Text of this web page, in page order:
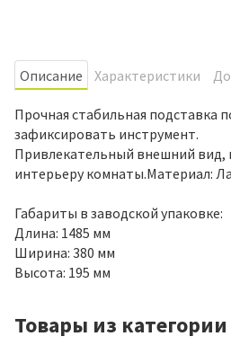
Oписание Характеристики
Прочная стабильная подставка
зафиксировать инструмент.
Привлекательный внешний вид,
интерьеру комнаты.Материал:
Габариты в заводской упаковке:
Длина: 1485 мм
Ширина: 380 мм
Высота: 195 мм
Товары из категории